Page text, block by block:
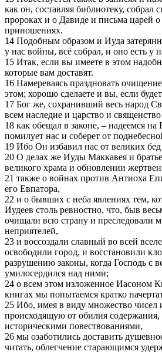
как он, составляя библиотеку, собрал
пророках и о Давиде и письма царей
приношениях.
14 Подобным образом и Иуда
у нас войны, всё собрал, и оно есть у
15 Итак, если вы имеете в этом
которые вам доставят.
16 Намереваясь праздновать
этом; хорошо сделаете и вы, если
17 Бог же, сохранивший весь народ
всем наследие и царство и
18 как обещал в законе, – надеемся на
помилует нас и соберет от
19 Ибо Он избавил нас от великих
20 О делах же Иуды Маккавея и
великого храма и обновлении
21 также о войнах против Антиоха
его Евпатора,
22 и о бывших с неба явлениях тем,
Иудеев столь ревностно, что, быв
очищали всю страну и преследовали
неприятелей,
23 и воссоздали славный во всей
освободили город, и восстановили
разрушению законы, когда Господь с
умилосердился над ними;
24 о всем этом изложенное Иасоном
книгах мы попытаемся кратко
25 Ибо, имея в виду множество чисел
происходящую от обилия
историческими повествованиями,
26 мы озаботились доставить
читать, облегчение старающимся